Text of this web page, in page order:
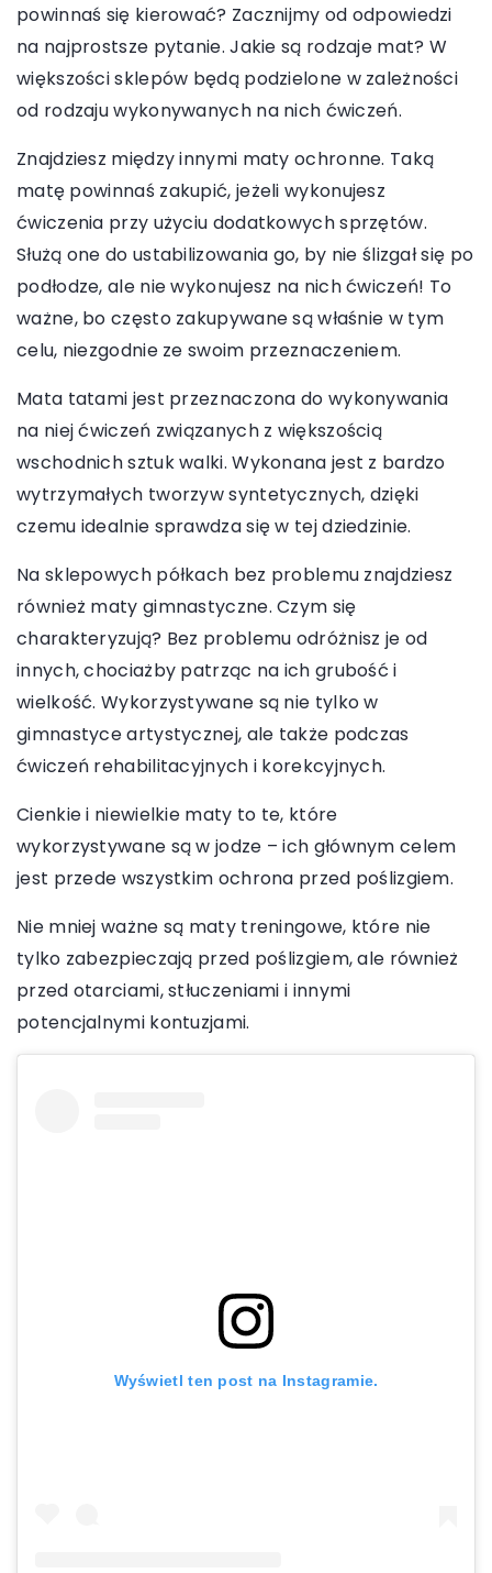
powinnaś się kierować? Zacznijmy od odpowiedzi
na najprostsze pytanie. Jakie są rodzaje mat? W
większości sklepów będą podzielone w zależności
od rodzaju wykonywanych na nich ćwiczeń.
Znajdziesz między innymi maty ochronne. Taką
matę powinnaś zakupić, jeżeli wykonujesz
ćwiczenia przy użyciu dodatkowych sprzętów.
Służą one do ustabilizowania go, by nie ślizgał się po
podłodze, ale nie wykonujesz na nich ćwiczeń! To
ważne, bo często zakupywane są właśnie w tym
celu, niezgodnie ze swoim przeznaczeniem.
Mata tatami jest przeznaczona do wykonywania
na niej ćwiczeń związanych z większością
wschodnich sztuk walki. Wykonana jest z bardzo
wytrzymałych tworzyw syntetycznych, dzięki
czemu idealnie sprawdza się w tej dziedzinie.
Na sklepowych półkach bez problemu znajdziesz
również maty gimnastyczne. Czym się
charakteryzują? Bez problemu odróżnisz je od
innych, chociażby patrząc na ich grubość i
wielkość. Wykorzystywane są nie tylko w
gimnastyce artystycznej, ale także podczas
ćwiczeń rehabilitacyjnych i korekcyjnych.
Cienkie i niewielkie maty to te, które
wykorzystywane są w jodze – ich głównym celem
jest przede wszystkim ochrona przed poślizgiem.
Nie mniej ważne są maty treningowe, które nie
tylko zabezpieczają przed poślizgiem, ale również
przed otarciami, stłuczeniami i innymi
potencjalnymi kontuzjami.
Wyświetl ten post na Instagramie.